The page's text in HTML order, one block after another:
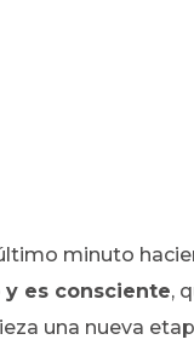
minuto
y es consciente,
una nueva